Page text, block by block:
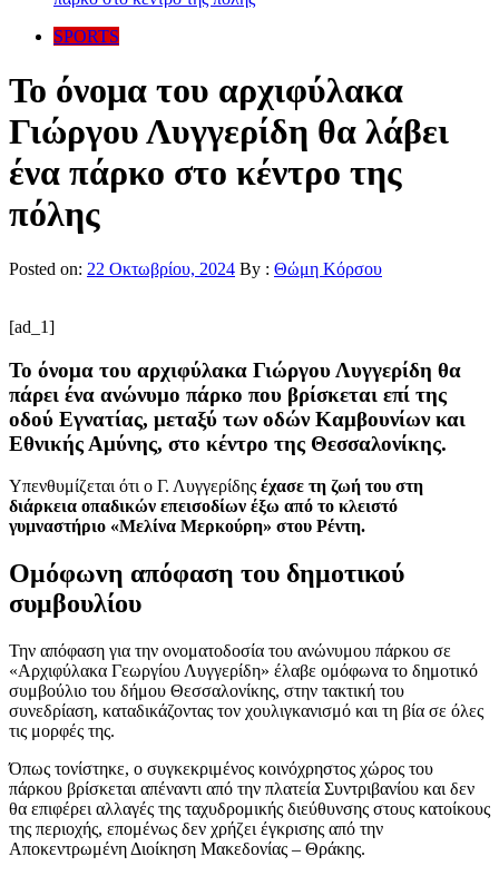
SPORTS
Το όνομα του αρχιφύλακα
Γιώργου Λυγγερίδη θα λάβει
ένα πάρκο στο κέντρο της
πόλης
Posted on: 22 Οκτωβρίου, 2024 By : Θώμη Κόρσου
[ad_1]
Το όνομα του αρχιφύλακα Γιώργου Λυγγερίδη θα
πάρει ένα ανώνυμο πάρκο που βρίσκεται επί της
οδού Εγνατίας, μεταξύ των οδών Καμβουνίων και
Εθνικής Αμύνης, στο κέντρο της Θεσσαλονίκης.
Υπενθυμίζεται ότι ο Γ. Λυγγερίδης έχασε τη ζωή του στη
διάρκεια οπαδικών επεισοδίων έξω από το κλειστό
γυμναστήριο «Μελίνα Μερκούρη» στου Ρέντη.
Ομόφωνη απόφαση του δημοτικού
συμβουλίου
Την απόφαση για την ονοματοδοσία του ανώνυμου πάρκου σε
«Αρχιφύλακα Γεωργίου Λυγγερίδη» έλαβε ομόφωνα το δημοτικό
συμβούλιο του δήμου Θεσσαλονίκης, στην τακτική του
συνεδρίαση, καταδικάζοντας τον χουλιγκανισμό και τη βία σε όλες
τις μορφές της.
Όπως τονίστηκε, ο συγκεκριμένος κοινόχρηστος χώρος του
πάρκου βρίσκεται απέναντι από την πλατεία Συντριβανίου και δεν
θα επιφέρει αλλαγές της ταχυδρομικής διεύθυνσης στους κατοίκους
της περιοχής, επομένως δεν χρήζει έγκρισης από την
Αποκεντρωμένη Διοίκηση Μακεδονίας – Θράκης.